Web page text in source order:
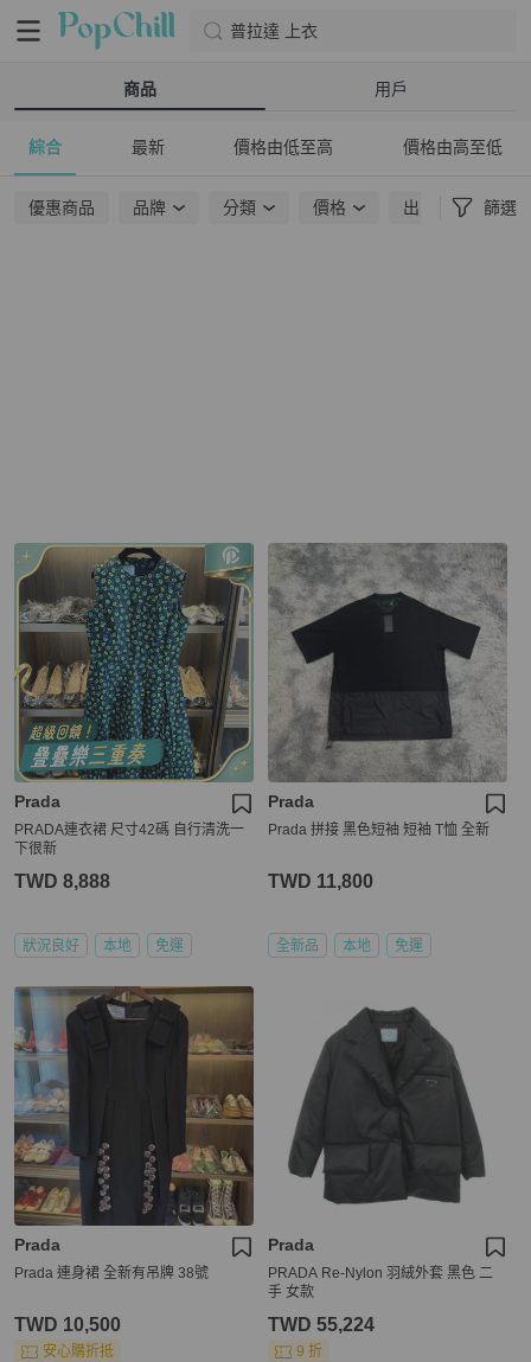
普拉達 上衣
商品 用戶
綜合 最新 價格由低至高 價格由高至低
優惠商品 品牌 分類 價格 出貨地點 篩選
Prada
PRADA連衣裙 尺寸42碼 自行清洗一
下很新
TWD 8,888
狀況良好 本地 免運
Prada
Prada 拼接 黑色短袖 短袖 T恤 全新
TWD 11,800
全新品 本地 免運
Prada
Prada 連身裙 全新有吊牌 38號
TWD 10,500
安心購折抵
Prada
PRADA Re-Nylon 羽絨外套 黑色 二
手 女款
TWD 55,224
9 折